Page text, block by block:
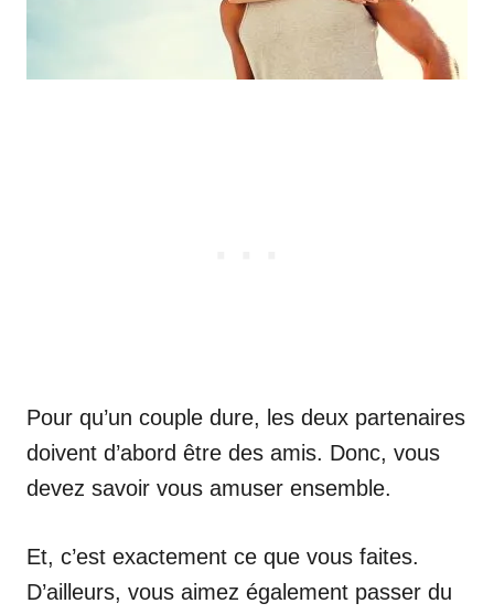
Pour qu’un couple dure, les deux partenaires
doivent d’abord être des amis. Donc, vous
devez savoir vous amuser ensemble.
Et, c’est exactement ce que vous faites.
D’ailleurs, vous aimez également passer du